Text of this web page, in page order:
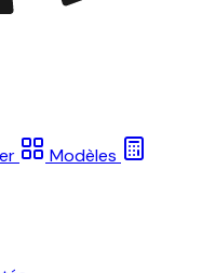
Modèles